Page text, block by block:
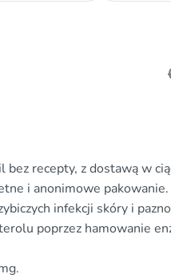
bez recepty, z dostawą w
i anonimowe pakowanie.
infekcji skóry i
poprzez hamowanie